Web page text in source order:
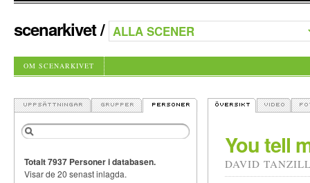
scenarkivet/
OM SCENARKIVET
You tell
DAVID
Totalt 7937 Personer i databasen.
Visar de 20 senast inlagda.